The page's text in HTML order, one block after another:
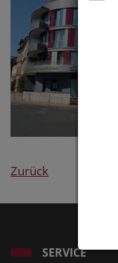
Zurück
SERVICE